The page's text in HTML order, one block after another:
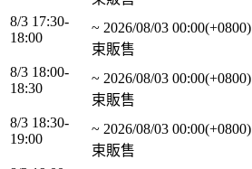
8/3 17:30-
18:00
~ 2026/08/03 00:00(+0800)
束販售
8/3 18:00-
18:30
~ 2026/08/03 00:00(+0800)
束販售
8/3 18:30-
19:00
~ 2026/08/03 00:00(+0800)
束販售